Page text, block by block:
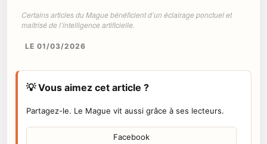
Certains articles du Mague bénéficient d’un éclairage ponctuel et
maîtrisé de l’intelligence artificielle.
LE 01/03/2026
💡 Vous aimez cet article ?
Partagez-le. Le Mague vit aussi grâce à ses lecteurs.
Facebook